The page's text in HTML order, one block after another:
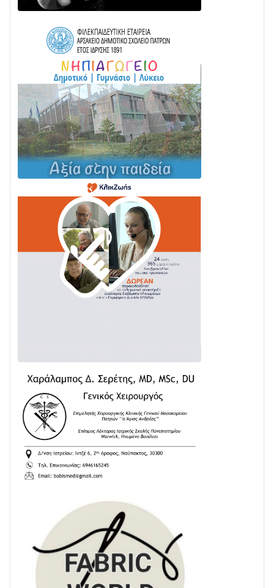
05/08 • 08:41
Στο σκοτάδι μεγάλο μέρος στο Λυγιά Ναυπάκτου
04/08 • 19:47
Σε τροχιά υλοποίησης η Παράκαμψη του Κέντρου
της Ναυπάκτου
04/08 • 12:08
Σε φουλ ρυθμούς το τμήμα Βόνιτσα – Άγιος Νικόλαος
| Αυτοψία Καββαδά
03/08 • 11:11
Με Αρχιερατική Λαμπρότητα η Πανήγυρη της
Μεταμορφώσεως του Σωτήρος στο Γολέμι
Ενισχύεται η Πολιτική Προστασία στο Δήμο Αγρινίου
με δύο νέα υδροφόρα οχήματα
02/08 • 18:26
Διαβάστε την «Ναυπακτία» που κυκλοφορεί
31/07 • 08:16
Δωρίδα για Όλους: «Καμία εκχώρηση των νερών
ΠΥΡΟΣΒΕΣΤΙΚΗ ΓΙΑ ΦΩΤΙΑ ΣΤΟΝ ΑΓΙΟ ΗΛΙΑ ΠΡΙΝ ΤΗ
ΓΡΑΝΙΤΣΑ
24/07 • 11:03